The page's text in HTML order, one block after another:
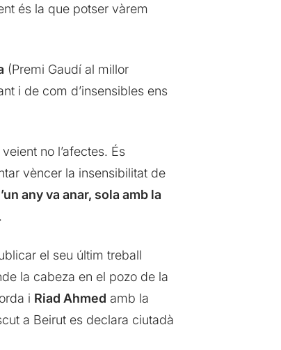
és la que potser vàrem
(Premi Gaudí al millor
i de com d’insensibles ens
no l’afectes. És
vèncer la insensibilitat de
any va anar, sola amb la
el seu últim treball
la cabeza en el pozo de la
i Riad Ahmed amb la
a Beirut es declara ciutadà